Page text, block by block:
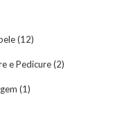
(12)
e Pedicure(2)
(1)